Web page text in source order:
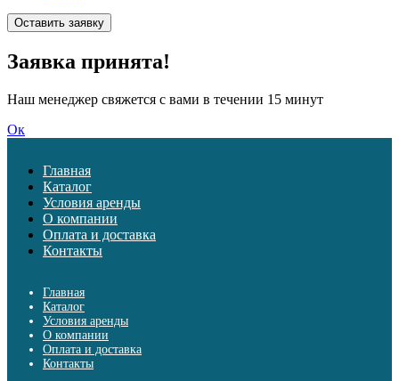
Заявка принята!
Наш менеджер свяжется с вами в течении 15 минут
Ок
Главная
Каталог
Условия аренды
О компании
Оплата и доставка
Контакты
Главная
Каталог
Условия аренды
О компании
Оплата и доставка
Контакты